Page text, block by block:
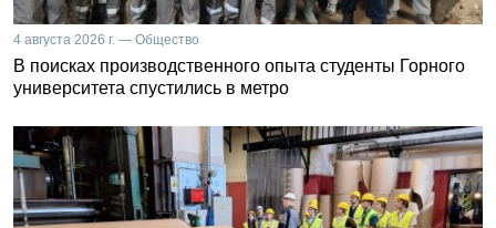
4 августа 2026 г. — Общество
В поисках производственного опыта студенты Горного
университета спустились в метро